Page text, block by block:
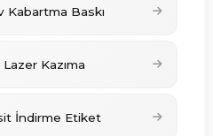
Kabartma Baskı
Kazıma
İndirme Etiket